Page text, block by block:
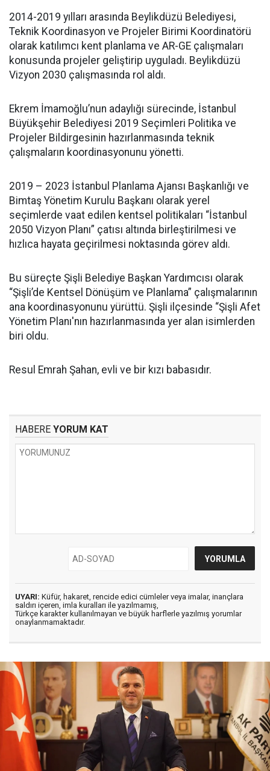
2014-2019 yılları arasında Beylikdüzü Belediyesi,
Teknik Koordinasyon ve Projeler Birimi Koordinatörü
olarak katılımcı kent planlama ve AR-GE çalışmaları
konusunda projeler geliştirip uyguladı. Beylikdüzü
Vizyon 2030 çalışmasında rol aldı.
Ekrem İmamoğlu’nun adaylığı sürecinde, İstanbul
Büyükşehir Belediyesi 2019 Seçimleri Politika ve
Projeler Bildirgesinin hazırlanmasında teknik
çalışmaların koordinasyonunu yönetti.
2019 – 2023 İstanbul Planlama Ajansı Başkanlığı ve
Bimtaş Yönetim Kurulu Başkanı olarak yerel
seçimlerde vaat edilen kentsel politikaları “İstanbul
2050 Vizyon Planı” çatısı altında birleştirilmesi ve
hızlıca hayata geçirilmesi noktasında görev aldı.
Bu süreçte Şişli Belediye Başkan Yardımcısı olarak
“Şişli’de Kentsel Dönüşüm ve Planlama” çalışmalarının
ana koordinasyonunu yürüttü. Şişli ilçesinde “Şişli Afet
Yönetim Planı'nın hazırlanmasında yer alan isimlerden
biri oldu.
Resul Emrah Şahan, evli ve bir kızı babasıdır.
HABERE YORUM KAT
UYARI: Küfür, hakaret, rencide edici cümleler veya imalar, inançlara
saldırı içeren, imla kuralları ile yazılmamış,
Türkçe karakter kullanılmayan ve büyük harflerle yazılmış yorumlar
onaylanmamaktadır.